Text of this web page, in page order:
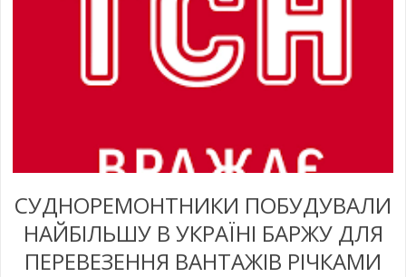
СУДНОРЕМОНТНИКИ ПОБУДУВАЛИ
НАЙБІЛЬШУ В УКРАЇНІ БАРЖУ ДЛЯ
ПЕРЕВЕЗЕННЯ ВАНТАЖІВ РІЧКАМИ